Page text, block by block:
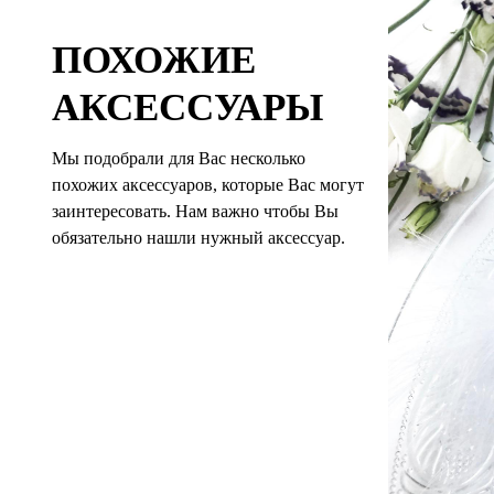
ПОХОЖИЕ
АКСЕССУАРЫ
Мы подобрали для Вас несколько
похожих аксессуаров, которые Вас могут
заинтересовать. Нам важно чтобы Вы
обязательно нашли нужный аксессуар.